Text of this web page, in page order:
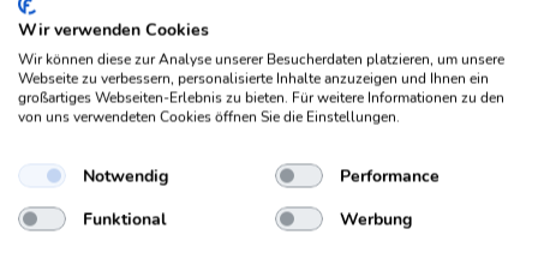
ohne Glauben
konfessionslo
s (14)
Fehlt was?
Fehlt bei dieser Frage eine Lösung, die Deiner Meinung
nach unbedingt da sein sollte? Füge Deine eigene Lösung
Wir verwenden Cookies
Wir können diese zur Analyse unserer Besucherdaten platzieren, um unsere
Webseite zu verbessern, personalisierte Inhalte anzuzeigen und Ihnen ein
großartiges Webseiten-Erlebnis zu bieten. Für weitere Informationen zu den
von uns verwendeten Cookies öffnen Sie die Einstellungen.
Notwendig
Performance
Funktional
Werbung